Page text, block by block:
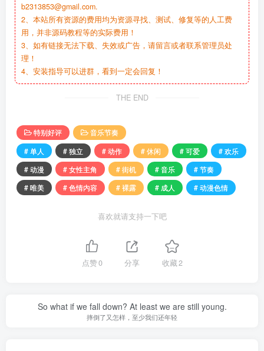
b2313853@gmail.com.
2、本站所有资源的费用均为资源寻找、测试、修复等的人工费
用，并非源码教程等的实际费用！
3、如有链接无法下载、失效或广告，请留言或者联系管理员处
理！
4、安装指导可以进群，看到一定会回复！
THE END
特别好评
音乐节奏
# 单人
# 独立 # 动作 # 休闲 # 可爱
# 欢乐
# 动漫
# 女性主角 # 街机 # 音乐
# 节奏
# 唯美
# 色情内容 # 裸露 # 成人 # 动漫色情
喜欢就请支持一下吧
点赞0 分享 收藏2
So what if we fall down? At least we are still young.
摔倒了又怎样，至少我们还年轻